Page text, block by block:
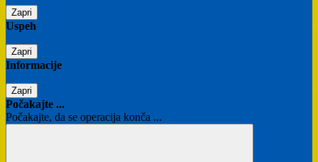
Zapri
Uspeh
Zapri
Informacije
Zapri
Počakajte ...
Počakajte, da se operacija konča ...